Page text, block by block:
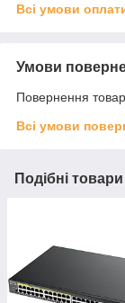
Всі умови
Умови
Повернення
Всі умови
Подібні